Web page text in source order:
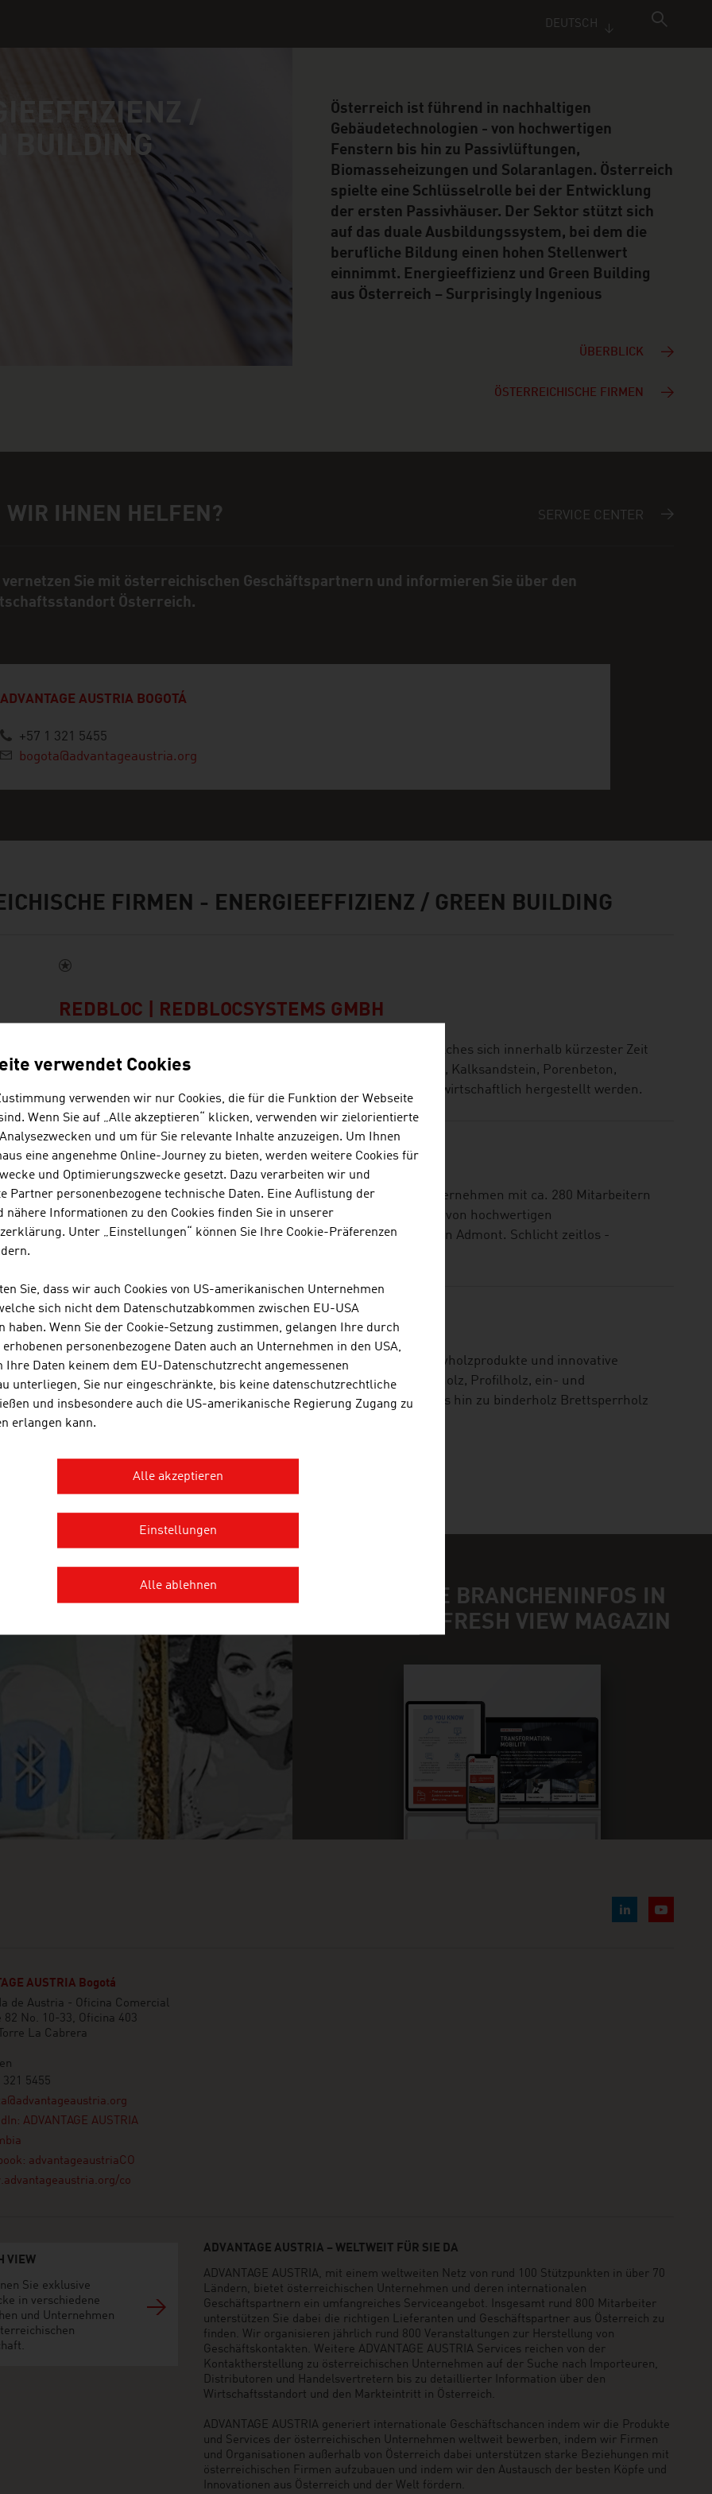
DEUTSCH
/
BUILDING
Österreich ist führend in nachhaltigen
Gebäudetechnologien - von hochwertigen
Fenstern bis hin zu Passivlüftungen,
Biomasseheizungen und Solaranlagen. Österreich
spielte eine Schlüsselrolle bei der Entwicklung
der ersten Passivhäuser. Der Sektor stützt sich
auf das duale Ausbildungssystem, bei dem die
berufliche Bildung einen hohen Stellenwert
einnimmt. Energieeffizienz und Green Building
aus Österreich – Surprisingly Ingenious
ÜBERBLICK
ÖSTERREICHISCHE FIRMEN
WIR IHNEN HELFEN? SERVICE CENTER
Sie mit österreichischen Geschäftspartnern und informieren Sie über den
Österreich.
ADVANTAGE AUSTRIA BOGOTÁ
+57 1 321 5455
bogota@advantageaustria.org
FIRMEN - ENERGIEEFFIZIENZ / GREEN BUILDING
REDBLOC | REDBLOCSYSTEMS GMBH
Redblocsystems bietet ein hochprofitables Fertigteil-System, welches sich innerhalb kürzester Zeit
rechnet, an. Die hochwertigen Wandelemente können aus Ziegel, Kalksandstein, Porenbeton,
Betonstein und anderen mineralischen Baustoffen effizient und wirtschaftlich hergestellt werden.
ADMONTER HOLZINDUSTRIE AG
ADMONTER HOLZINDUSTRIE AG ist ein international tätiges Unternehmen mit ca. 280 Mitarbeitern
und einem Jahresumsatz von 69 Mio. € (2021) und ist Hersteller von hochwertigen
Naturholzprodukten und produziert ausschließlich am Standort in Admont. Schlicht zeitlos -
BINDERHOLZ GMBH
Der Sägewerksbetrieb binderholz ist Komplettanbieter für Massivholzprodukte und innovative
Baulösungen. Die Massivholz-Produktpalette reicht von Schnittholz, Profilholz, ein- und
mehrschichtig verleimten Massivholzplatten, Brettschichtholz bis hin zu binderholz Brettsperrholz
BBS. binderholz produziert nachhaltig nach ...
MEHR UNTERNEHMEN
INGENIOUS
FINDEN SIE BRANCHENINFOS IN
UNSEREM FRESH VIEW MAGAZIN
AUSTRIA Bogotá
de Austria - Oficina Comercial
82 No. 10-33, Oficina 403
La Cabrera
321 5455
ADVANTAGE AUSTRIA
advantageaustriaCO
co
VIEW
Sie exklusive
in verschiedene
und Unternehmen
ADVANTAGE AUSTRIA – WELTWEIT FÜR SIE DA
ADVANTAGE AUSTRIA, mit einem weltweiten Netz von rund 100 Stützpunkten in über 70
Ländern, bietet österreichischen Unternehmen und deren internationalen
Geschäftspartnern ein umfangreiches Serviceangebot. Insgesamt rund 800 Mitarbeiter
unterstützen Sie dabei die richtigen Lieferanten und Geschäftspartner aus Österreich zu
finden. Wir organisieren jährlich rund 800 Veranstaltungen zur Herstellung von
Geschäftskontakten. Weitere ADVANTAGE AUSTRIA Services reichen von der
Kontaktherstellung zu österreichischen Unternehmen auf der Suche nach Importeuren,
Distributoren und Handelsvertretern bis zu detaillierter Information über den
Wirtschaftsstandort und den Markteintritt in Österreich.
ADVANTAGE AUSTRIA generiert internationale Geschäftschancen indem wir die Produkte
und Services der österreichischen Unternehmen weltweit bewerben, indem wir Firmen
und Organisationen außerhalb von Österreich dabei unterstützen starke Beziehungen mit
österreichischen Firmen aufzubauen und indem wir den Austausch der besten Köpfe und
Innovationen aus Österreich und der Welt fördern.
verwendet Cookies
verwenden wir nur Cookies, die für die Funktion der Webseite
Wenn Sie auf „Alle akzeptieren“ klicken, verwenden wir zielorientierte
und um für Sie relevante Inhalte anzuzeigen. Um Ihnen
eine angenehme Online-Journey zu bieten, werden weitere Cookies für
und Optimierungszwecke gesetzt. Dazu verarbeiten wir und
Partner personenbezogene technische Daten. Eine Auflistung der
nähere Informationen zu den Cookies finden Sie in unserer
Unter „Einstellungen“ können Sie Ihre Cookie-Präferenzen
Sie, dass wir auch Cookies von US-amerikanischen Unternehmen
sich nicht dem Datenschutzabkommen zwischen EU-USA
haben. Wenn Sie der Cookie-Setzung zustimmen, gelangen Ihre durch
erhobenen personenbezogene Daten auch an Unternehmen in den USA,
Ihre Daten keinem dem EU-Datenschutzrecht angemessenen
unterliegen, Sie nur eingeschränkte, bis keine datenschutzrechtliche
und insbesondere auch die US-amerikanische Regierung Zugang zu
erlangen kann.
Alle akzeptieren
Einstellungen
Alle ablehnen